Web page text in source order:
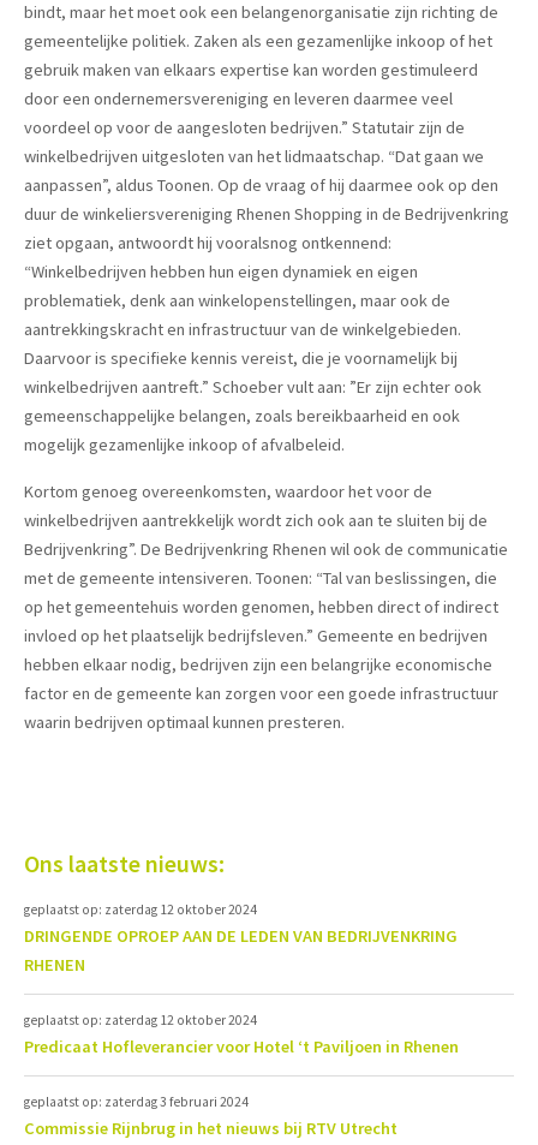
bindt, maar het moet ook een belangenorganisatie zijn richting de
gemeentelijke politiek. Zaken als een gezamenlijke inkoop of het
gebruik maken van elkaars expertise kan worden gestimuleerd
door een ondernemersvereniging en leveren daarmee veel
voordeel op voor de aangesloten bedrijven.” Statutair zijn de
winkelbedrijven uitgesloten van het lidmaatschap. “Dat gaan we
aanpassen”, aldus Toonen. Op de vraag of hij daarmee ook op den
duur de winkeliersvereniging Rhenen Shopping in de Bedrijvenkring
ziet opgaan, antwoordt hij vooralsnog ontkennend:
“Winkelbedrijven hebben hun eigen dynamiek en eigen
problematiek, denk aan winkelopenstellingen, maar ook de
aantrekkingskracht en infrastructuur van de winkelgebieden.
Daarvoor is specifieke kennis vereist, die je voornamelijk bij
winkelbedrijven aantreft.” Schoeber vult aan: ”Er zijn echter ook
gemeenschappelijke belangen, zoals bereikbaarheid en ook
mogelijk gezamenlijke inkoop of afvalbeleid.
Kortom genoeg overeenkomsten, waardoor het voor de
winkelbedrijven aantrekkelijk wordt zich ook aan te sluiten bij de
Bedrijvenkring”. De Bedrijvenkring Rhenen wil ook de communicatie
met de gemeente intensiveren. Toonen: “Tal van beslissingen, die
op het gemeentehuis worden genomen, hebben direct of indirect
invloed op het plaatselijk bedrijfsleven.” Gemeente en bedrijven
hebben elkaar nodig, bedrijven zijn een belangrijke economische
factor en de gemeente kan zorgen voor een goede infrastructuur
waarin bedrijven optimaal kunnen presteren.
Ons laatste nieuws:
geplaatst op: zaterdag 12 oktober 2024
DRINGENDE OPROEP AAN DE LEDEN VAN BEDRIJVENKRING
RHENEN
geplaatst op: zaterdag 12 oktober 2024
Predicaat Hofleverancier voor Hotel ‘t Paviljoen in Rhenen
geplaatst op: zaterdag 3 februari 2024
Commissie Rijnbrug in het nieuws bij RTV Utrecht